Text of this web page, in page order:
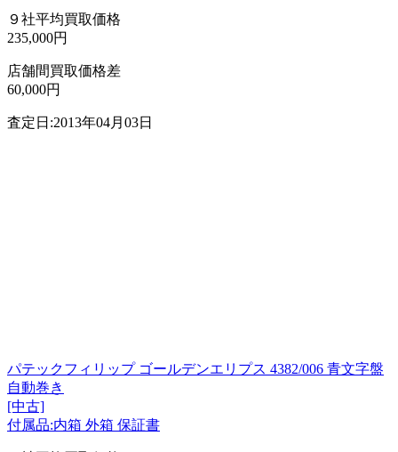
９社平均買取価格
235,000円
店舗間買取価格差
60,000円
査定日:2013年04月03日
パテックフィリップ ゴールデンエリプス 4382/006 青文字盤
自動巻き
[中古]
付属品:内箱 外箱 保証書